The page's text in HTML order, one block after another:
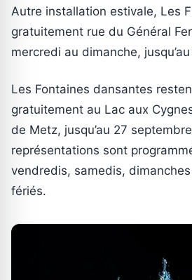
Autre installation estivale, Les
gratuitement rue du Général
mercredi au dimanche,
Les Fontaines dansantes
gratuitement au Lac aux
de Metz, jusqu’au 27
représentations sont
vendredis, samedis,
fériés.